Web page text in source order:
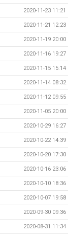
2020-11-23 11:21
2020-11-21 12:23
2020-11-19 20:00
2020-11-16 19:27
2020-11-15 15:14
2020-11-14 08:32
2020-11-12 09:55
2020-11-05 20:00
2020-10-29 16:27
2020-10-22 14:39
2020-10-20 17:30
2020-10-16 23:06
2020-10-10 18:36
2020-10-07 19:58
2020-09-30 09:36
2020-08-31 11:34